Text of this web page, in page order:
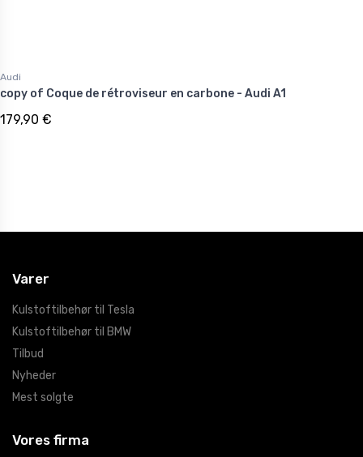
Audi
copy of Coque de rétroviseur en carbone - Audi A1
179,90 €
Varer
Kulstoftilbehør til Tesla
Kulstoftilbehør til BMW
Tilbud
Nyheder
Mest solgte
Vores firma